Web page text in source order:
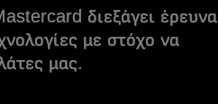
διεξάγει έρευνα
με στόχο να
μας.